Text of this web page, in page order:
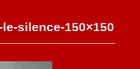
silence-150×150